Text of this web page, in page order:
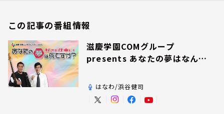
この記事の番組情報
滋慶学園COMグループ
presents あなたの夢はなんで
はなわ/浜谷健司